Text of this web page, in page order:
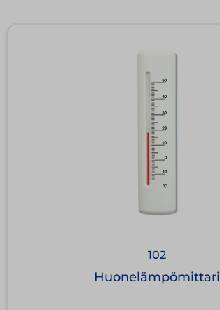
102
Huonelämpömittari